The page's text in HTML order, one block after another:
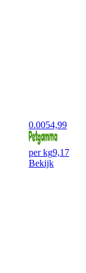
0.0054,99
per kg9,17
Bekijk